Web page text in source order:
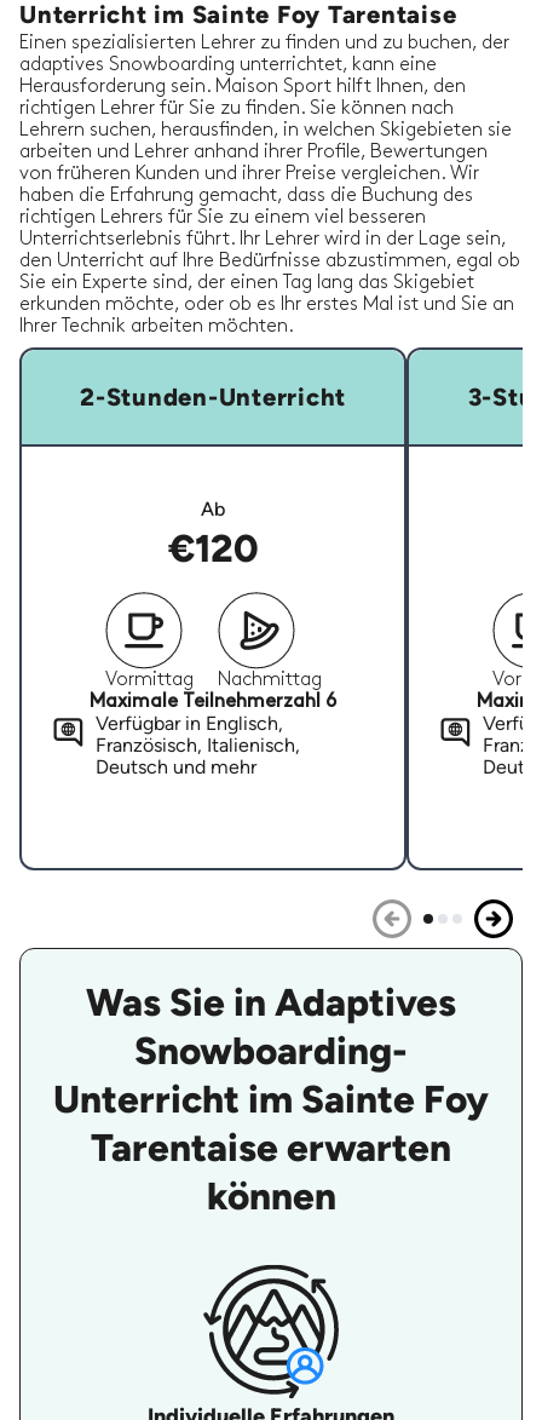
Unterricht im Sainte Foy Tarentaise
Einen spezialisierten Lehrer zu finden und zu buchen, der
adaptives Snowboarding unterrichtet, kann eine
Herausforderung sein. Maison Sport hilft Ihnen, den
richtigen Lehrer für Sie zu finden. Sie können nach
Lehrern suchen, herausfinden, in welchen Skigebieten sie
arbeiten und Lehrer anhand ihrer Profile, Bewertungen
von früheren Kunden und ihrer Preise vergleichen. Wir
haben die Erfahrung gemacht, dass die Buchung des
richtigen Lehrers für Sie zu einem viel besseren
Unterrichtserlebnis führt. Ihr Lehrer wird in der Lage sein,
den Unterricht auf Ihre Bedürfnisse abzustimmen, egal ob
Sie ein Experte sind, der einen Tag lang das Skigebiet
erkunden möchte, oder ob es Ihr erstes Mal ist und Sie an
Ihrer Technik arbeiten möchten.
2-Stunden-Unterricht
Ab
€120
Vormittag
Nachmittag
Maximale Teilnehmerzahl 6
Verfügbar in Englisch,
Französisch, Italienisch,
Deutsch und mehr
3-
Was Sie in Adaptives
Snowboarding-
Unterricht im Sainte Foy
Tarentaise erwarten
können